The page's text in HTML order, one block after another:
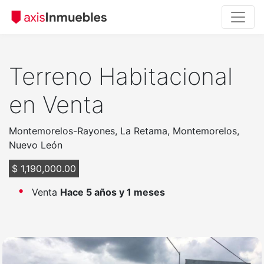
Terreno Habitacional
en Venta
Montemorelos-Rayones, La Retama, Montemorelos,
Nuevo León
$ 1,190,000.00
Venta Hace 5 años y 1 meses